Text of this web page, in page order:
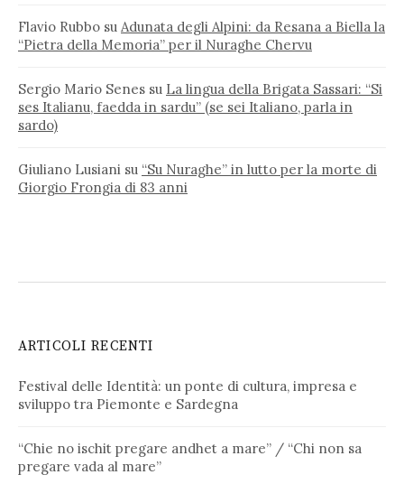
Flavio Rubbo su Adunata degli Alpini: da Resana a Biella la
“Pietra della Memoria” per il Nuraghe Chervu
Sergio Mario Senes su La lingua della Brigata Sassari: “Si
ses Italianu, faedda in sardu” (se sei Italiano, parla in
sardo)
Giuliano Lusiani su “Su Nuraghe” in lutto per la morte di
Giorgio Frongia di 83 anni
ARTICOLI RECENTI
Festival delle Identità: un ponte di cultura, impresa e
sviluppo tra Piemonte e Sardegna
“Chie no ischit pregare andhet a mare” / “Chi non sa
pregare vada al mare”